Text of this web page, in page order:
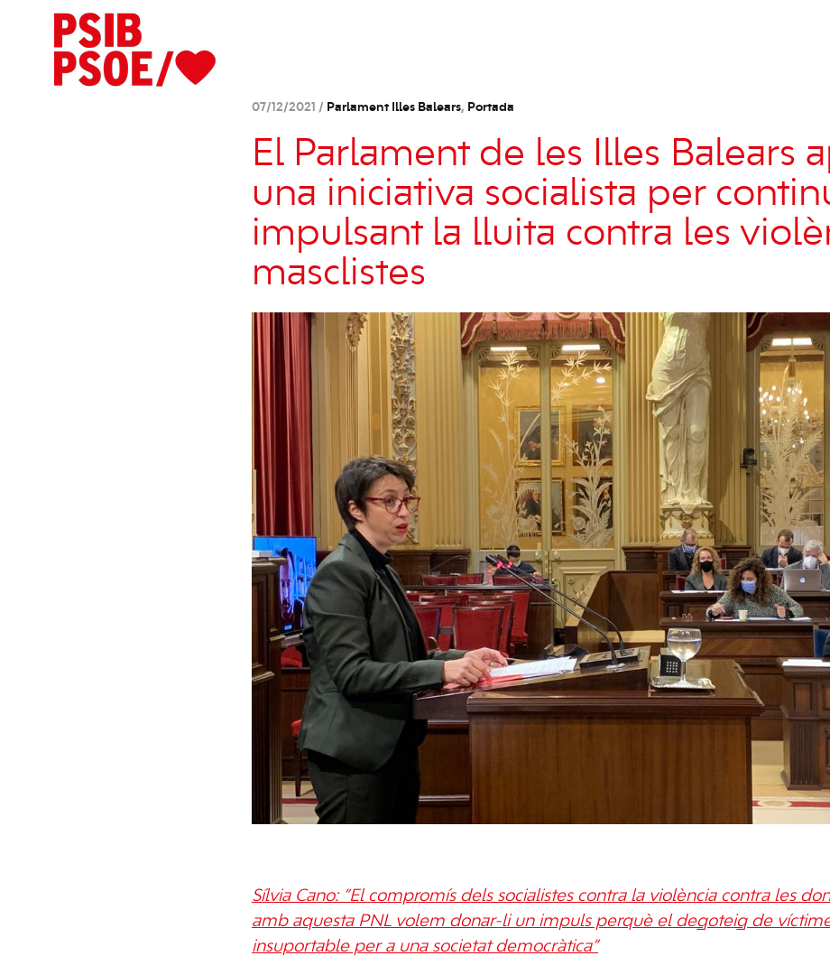
07/12/2021 / Parlament Illes Balears, Portada
El Parlament de les Illes Balears
una iniciativa socialista per
impulsant la lluita contra les
masclistes
Sílvia Cano: ”El compromís dels socialistes contra la violència contra les
amb aquesta PNL volem donar-li un impuls perquè el degoteig de
insuportable per a una societat democràtica”